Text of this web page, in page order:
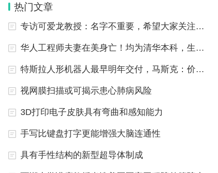
目前，有两项Ⅲ期临床试验正在进行。如果进展顺
利，最快在5年后能看到格伦佐西单抗投入治疗应
用。
热门文章
专访可爱龙教授：名字不重要，希望大家关注我的学术
华人工程师夫妻在美身亡！均为清华本科，生前就职于谷歌
特斯拉人形机器人最早明年交付，马斯克：价值潜力远超其他产品总和
视网膜扫描或可揭示患心肺病风险
3D打印电子皮肤具有弯曲和感知能力
手写比键盘打字更能增强大脑连通性
具有手性结构的新型超导体制成